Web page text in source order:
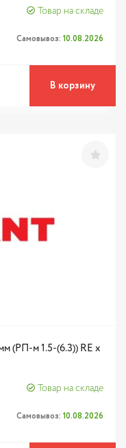
Товар на складе
Самовывоз: 10.08.2026
В корзину
(РП-м 1.5-(6.3)) RE x
Товар на складе
Самовывоз: 10.08.2026